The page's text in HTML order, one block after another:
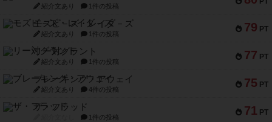
紹介文あり 1件の投稿
79 PT
モズビ－ズ・レイダ－ズ
紹介文あり 1件の投稿
77 PT
リー対グラント
紹介文あり 1件の投稿
75 PT
ブレーキング・アウェイ
紹介文あり 4件の投稿
71 PT
ザ・フラッド
1件の投稿